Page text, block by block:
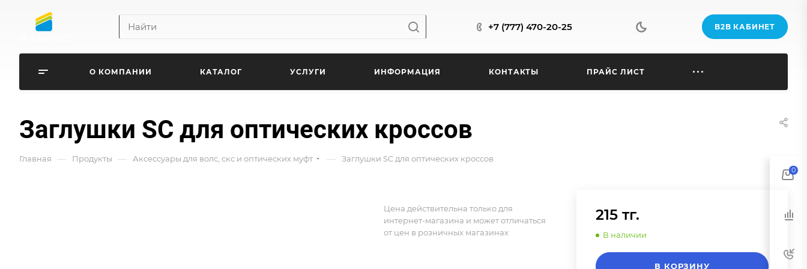
+7 (777) 470-20-25 B2B КАБИНЕТ
О КОМПАНИИ КАТАЛОГ УСЛУГИ ИНФОРМАЦИЯ КОНТАКТЫ ПРАЙС ЛИСТ
Заглушки SC для оптических кроссов
Главная — Продукты — Аксессуары для волс, скс и оптических муфт — Заглушки SC для оптических кроссов
215 тг.
В наличии
В КОРЗИНУ
Цена действительна только для
интернет-магазина и может отличаться
от цен в розничных магазинах
0